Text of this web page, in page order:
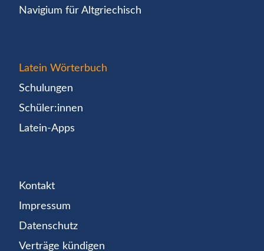
Navigium für Altgriechisch
Latein Wörterbuch
Schulungen
Schüler:innen
Latein-Apps
Kontakt
Impressum
Datenschutz
Verträge kündigen